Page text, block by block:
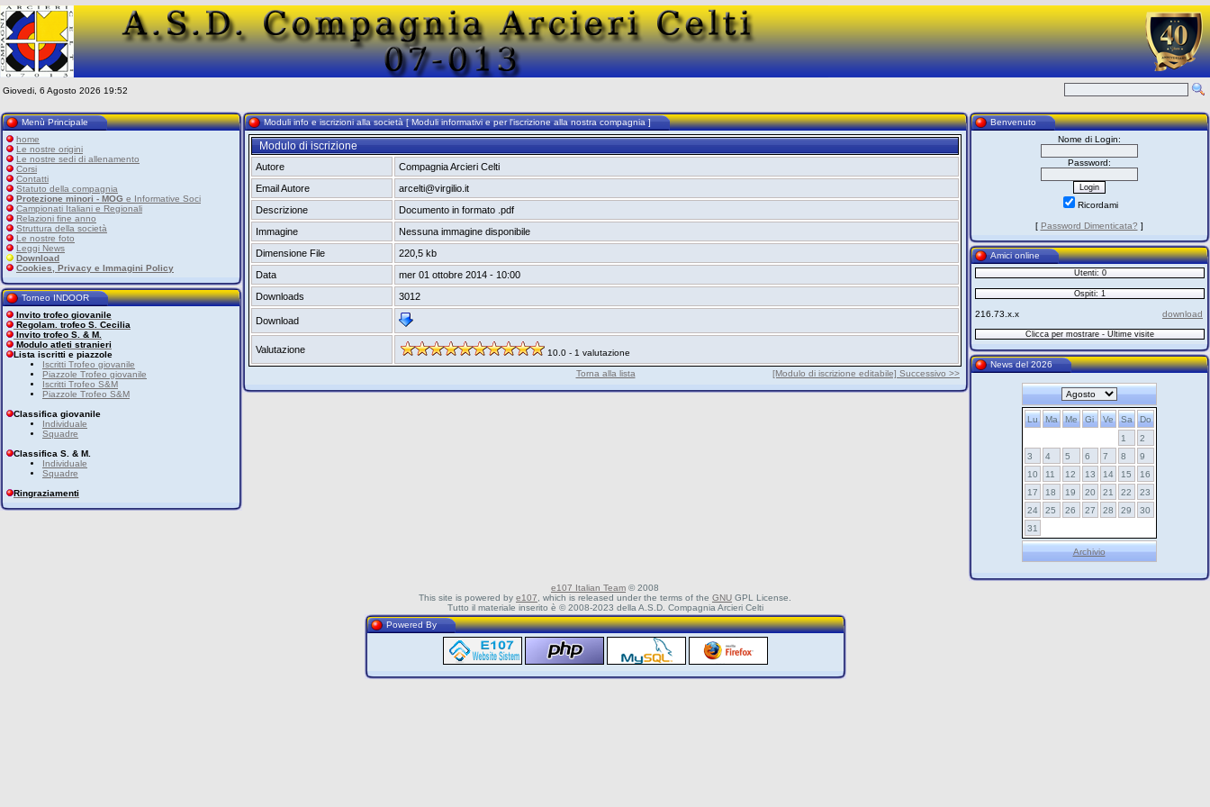
Giovedi, 6 Agosto 2026 19:52
Menù Principale
home
Le nostre origini
Le nostre sedi di allenamento
Corsi
Contatti
Statuto della compagnia
Protezione minori - MOG e Informative Soci
Campionati Italiani e Regionali
Relazioni fine anno
Struttura della società
Le nostre foto
Leggi News
Download
Cookies, Privacy e Immagini Policy
Torneo INDOOR
Invito trofeo giovanile
Regolam. trofeo S. Cecilia
Invito trofeo S. & M.
Modulo atleti stranieri
Lista iscritti e piazzole
Iscritti Trofeo giovanile
Piazzole Trofeo giovanile
Iscritti Trofeo S&M
Piazzole Trofeo S&M
Classifica giovanile
Individuale
Squadre
Classifica S. & M.
Individuale
Squadre
Ringraziamenti
Moduli info e iscrizioni alla società [ Moduli informativi e per l'iscrizione alla nostra compagnia ]
Modulo di iscrizione
Autore
Compagnia Arcieri Celti
Email Autore
arcelti@virgilio.it
Descrizione
Documento in formato .pdf
Immagine
Nessuna immagine disponibile
Dimensione File
220,5 kb
Data
mer 01 ottobre 2014 - 10:00
Downloads
3012
Download
Valutazione 10.0 - 1 valutazione
Torna alla lista [Modulo di iscrizione editabile] Successivo >>
Benvenuto
Nome di Login:
Password:
Ricordami
[ Password Dimenticata? ]
Amici online
Utenti: 0
Ospiti: 1
216.73.x.x download
Clicca per mostrare - Ultime visite
News del 2026
Lu Ma Me Gi Ve Sa
Do
1
2
3
4 5 6 7 8
9
10
11 12 13 14 15
16
17
18 19 20 21 22
23
24
25 26 27 28 29
30
31
Archivio
e107 Italian Team © 2008
This site is powered by e107 , which is released under the terms of the GNU GPL License.
Tutto il materiale inserito è © 2008-2023 della A.S.D. Compagnia Arcieri Celti
Powered By